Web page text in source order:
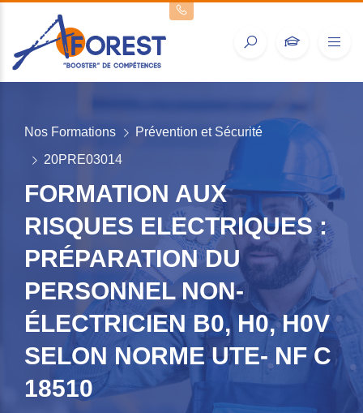
Nos Formations
Prévention et Sécurité
20PRE03014
FORMATION AUX
RISQUES ELECTRIQUES :
PRÉPARATION DU
PERSONNEL NON-
ÉLECTRICIEN B0, H0, H0V
SELON NORME UTE- NF C
18510